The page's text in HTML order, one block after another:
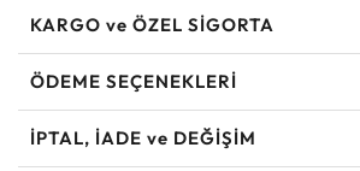
KARGO ve ÖZEL SİGORTA
ÖDEME SEÇENEKLERİ
İPTAL, İADE ve DEĞİŞİM